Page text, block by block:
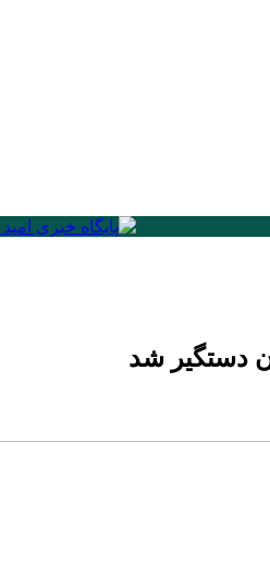
دستگیر شد